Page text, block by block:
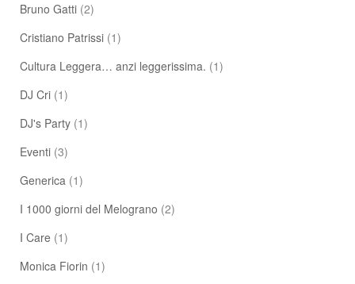
Bruno Gatti (2)
Cristiano Patrissi (1)
Cultura Leggera… anzi leggerissima. (1)
DJ Cri (1)
DJ's Party (1)
Eventi (3)
Generica (1)
I 1000 giorni del Melograno (2)
I Care (1)
Monica Fiorin (1)